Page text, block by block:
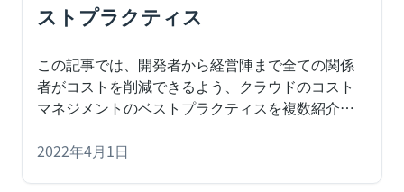
ストプラクティス
この記事では、開発者から経営陣まで全ての関係
者がコストを削減できるよう、クラウドのコスト
マネジメントのベストプラクティスを複数紹介し
ドにかかる費用を効率的に管理するための概念で
2022年4月1日